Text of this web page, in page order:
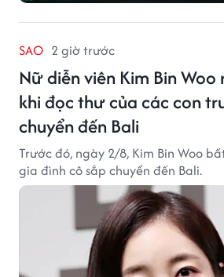
SAO 2 giờ trước
Nữ diễn viên Kim Bin
khi đọc thư của các con
chuyển đến Bali
Trước đó, ngày 2/8, Kim Bin Woo
gia đình cô sắp chuyển đến Bali.